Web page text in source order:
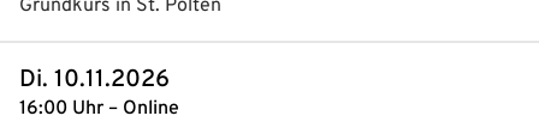
Grundkurs in St. Pölten
Di. 10.11.2026
16:00 Uhr – Online